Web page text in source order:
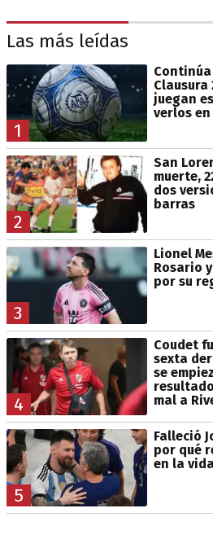
Las más leídas
1
Clausura
juegan
verlos en
2
San
muerte,
dos
barras
3
Lionel
Rosario
por su
4
Coudet
sexta
se
mal a
5
Falleció
por qué
en la